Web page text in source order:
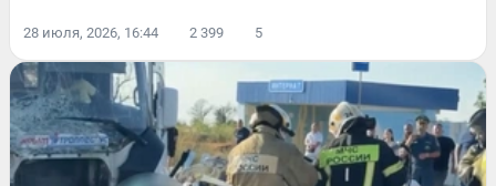
28 июля, 2026, 16:44 2 399 5